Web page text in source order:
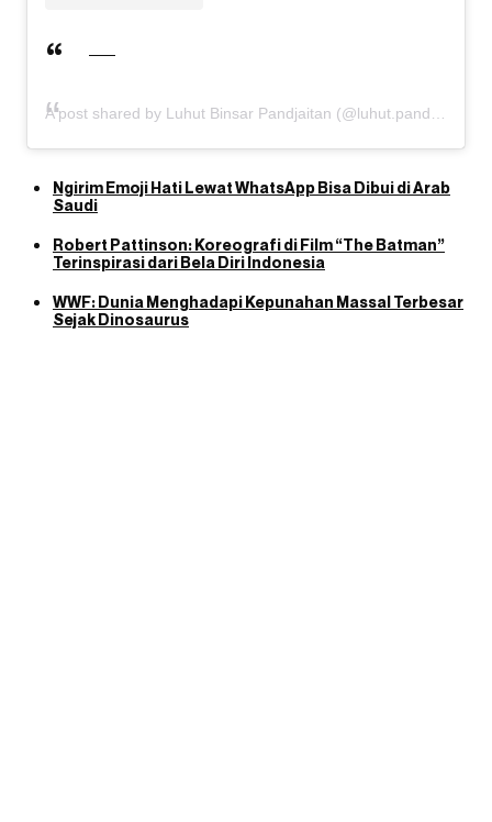
A post shared by Luhut Binsar Pandjaitan (@luhut.pandjaitan)
Ngirim Emoji Hati Lewat WhatsApp Bisa Dibui di Arab
Saudi
Robert Pattinson: Koreografi di Film “The Batman”
Terinspirasi dari Bela Diri Indonesia
WWF: Dunia Menghadapi Kepunahan Massal Terbesar
Sejak Dinosaurus